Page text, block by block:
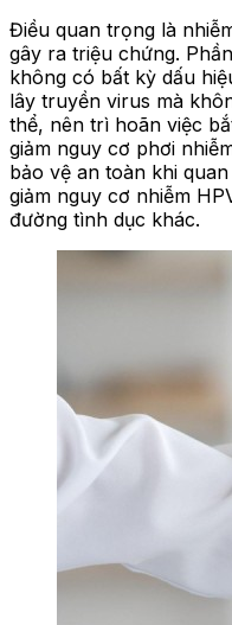
Điều quan trọng là
gây ra triệu chứng.
không có bất kỳ dấu
lây truyền virus mà
thể, nên trì hoãn việc
giảm nguy cơ phơi
bảo vệ an toàn khi
giảm nguy cơ nhiễm
đường tình dục khác.